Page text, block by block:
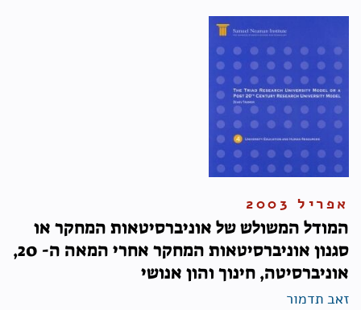
אפריל 2003
המודל המשולש של אוניברסיטאות המחקר או
סגנון אוניברסיטאות המחקר אחרי המאה ה- 20,
אוניברסיטה, חינוך והון אנושי
זאב תדמור